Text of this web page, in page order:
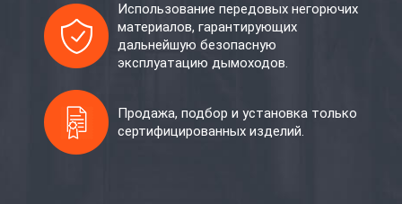
Использование передовых негорючих
материалов, гарантирующих
дальнейшую безопасную
эксплуатацию дымоходов.
Продажа, подбор и установка только
сертифицированных изделий.